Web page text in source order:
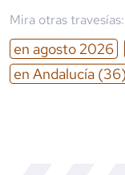
Mira otras travesías:
en agosto 2026
en Andalucía (36)